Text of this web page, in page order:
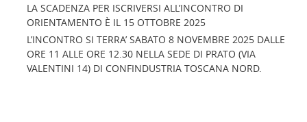
LA SCADENZA PER ISCRIVERSI ALL’INCONTRO DI
ORIENTAMENTO È IL 15 OTTOBRE 2025
L’INCONTRO SI TERRA’ SABATO 8 NOVEMBRE 2025 DALLE
ORE 11 ALLE ORE 12.30 NELLA SEDE DI PRATO (VIA
VALENTINI 14) DI CONFINDUSTRIA TOSCANA NORD.